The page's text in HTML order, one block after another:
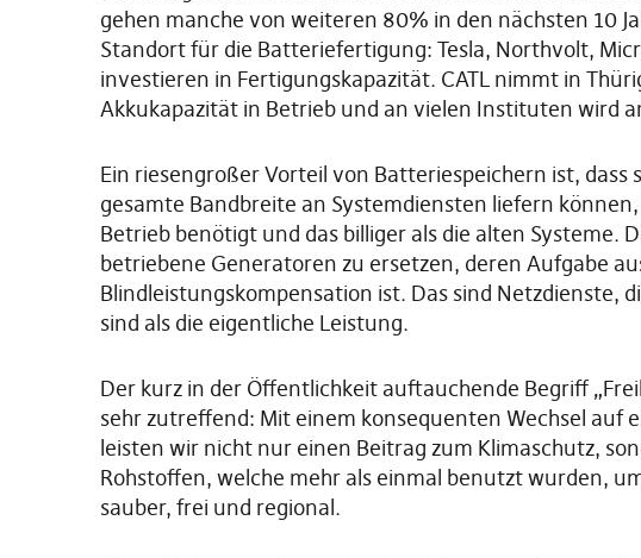
gehen manche von weiteren 80% in den nächsten 10
Standort für die Batteriefertigung: Tesla, Northvolt,
investieren in Fertigungskapazität. CATL nimmt in
Akkukapazität in Betrieb und an vielen Instituten wird
Ein riesengroßer Vorteil von Batteriespeichern ist,
gesamte Bandbreite an Systemdiensten liefern
Betrieb benötigt und das billiger als die alten Systeme.
betriebene Generatoren zu ersetzen, deren Aufgabe
Blindleistungskompensation ist. Das sind Netzdienste,
sind als die eigentliche Leistung.
Der kurz in der Öffentlichkeit auftauchende Begriff
sehr zutreffend: Mit einem konsequenten Wechsel auf
leisten wir nicht nur einen Beitrag zum Klimaschutz,
Rohstoffen, welche mehr als einmal benutzt wurden,
sauber, frei und regional.